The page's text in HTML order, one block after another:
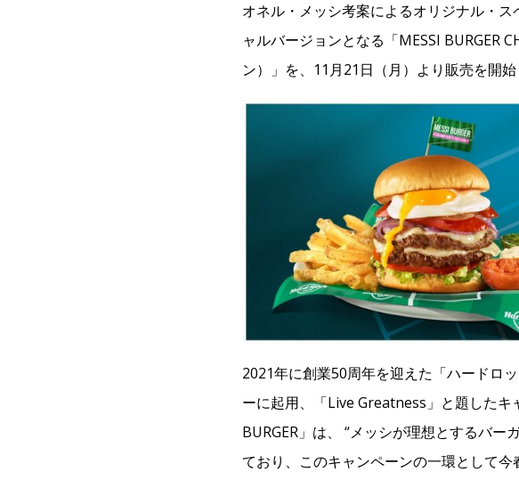
オネル・メッシ考案によるオリジナル・
ャルバージョンとなる「MESSI BURGER
ン）」を、11月21日（月）より販売を開始
2021年に創業50周年を迎えた「ハードロ
ーに起用、「Live Greatness」と題したキ
BURGER」は、 “メッシが理想とするバ
ており、このキャンペーンの一環として今